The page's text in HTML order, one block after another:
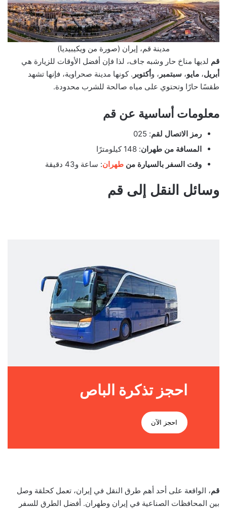
مدينة قم، إيران (صورة من ويكيبيديا)
قم لديها مناخ حار وشبه جاف، لذا فإن أفضل الأوقات للزيارة هي
أبريل، مايو، سبتمبر ، وأكتوبر . كونها مدينة صحراوية، فإنها تشهد
طقسًا حارًا وتحتوي على مياه صالحة للشرب محدودة.
معلومات أساسية عن قم
رمز الاتصال لقم: 025
المسافة من طهران: 148 كيلومترًا
وقت السفر بالسيارة من طهران: ساعة و43 دقيقة
وسائل النقل إلى قم
احجز تذكرة الباص
احجز الآن
قم، الواقعة على أحد أهم طرق النقل في إيران، تعمل كحلقة وصل
بين المحافظات الصناعية في إيران وطهران. أفضل الطرق للسفر